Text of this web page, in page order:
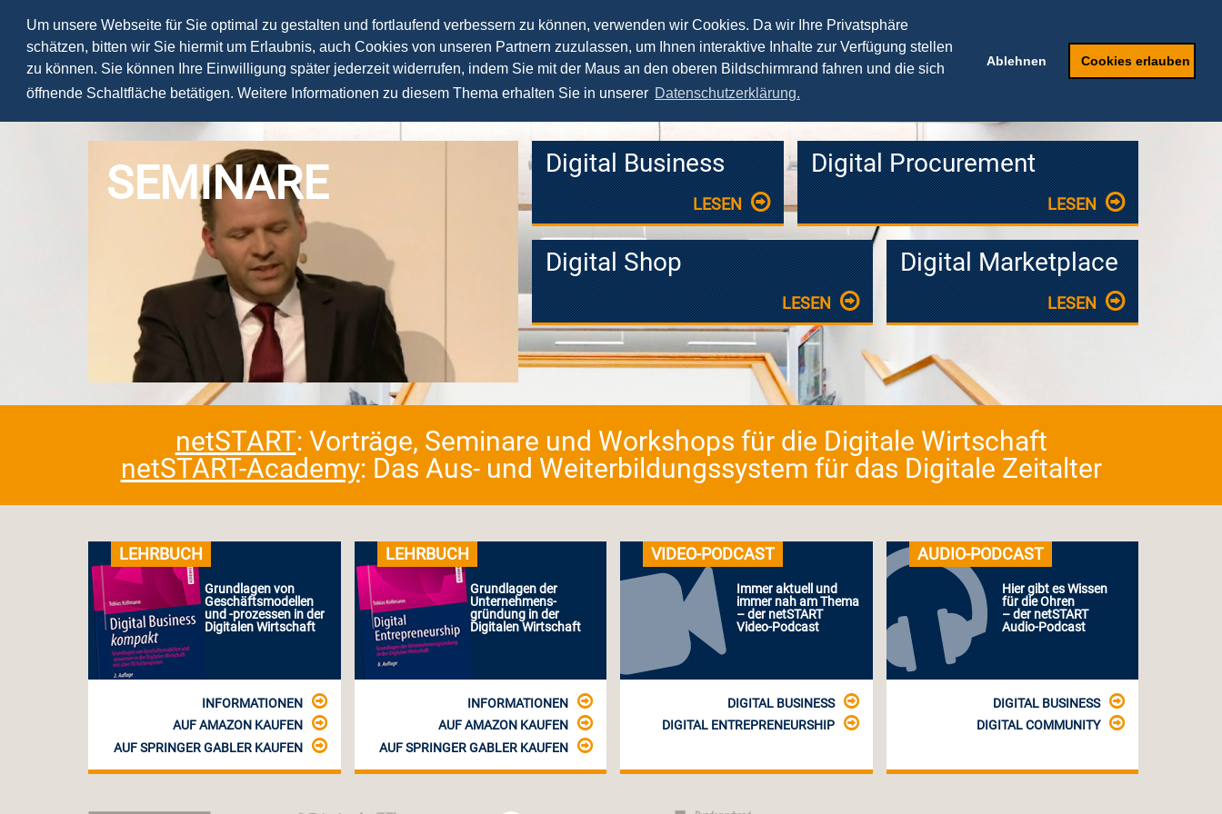
Um unsere Webseite für Sie optimal zu gestalten und fortlaufend verbessern zu können, verwenden wir Cookies. Da wir Ihre Privatsphäre
schätzen, bitten wir Sie hiermit um Erlaubnis, auch Cookies von unseren Partnern zuzulassen, um Ihnen interaktive Inhalte zur Verfügung stellen
zu können. Sie können Ihre Einwilligung später jederzeit widerrufen, indem Sie mit der Maus an den oberen Bildschirmrand fahren und die sich
öffnende Schaltfläche betätigen. Weitere Informationen zu diesem Thema erhalten Sie in unserer Datenschutzerklärung.
Ablehnen Cookies erlauben
News Vorträge Seminare Fernstudium Speaker Anfragen
SEMINARE LESEN
Digital Business
LESEN
Digital Procurement
LESEN
Digital Shop
LESEN
Digital Marketplace
netSTART: Vorträge, Seminare und Workshops für die Digitale Wirtschaft
netSTART-Academy: Das Aus- und Weiterbildungssystem für das Digitale Zeitalter
LEHRBUCH
Grundlagen von
Geschäftsmodellen
und -prozessen in der
Digitalen Wirtschaft
INFORMATIONEN
AUF AMAZON KAUFEN
AUF SPRINGER GABLER KAUFEN
LEHRBUCH
Grundlagen der
Unternehmens-
gründung in der
Digitalen Wirtschaft
INFORMATIONEN
AUF AMAZON KAUFEN
AUF SPRINGER GABLER KAUFEN
VIDEO-PODCAST
Immer aktuell und
immer nah am Thema
– der netSTART
Video-Podcast
DIGITAL BUSINESS
DIGITAL ENTREPRENEURSHIP
AUDIO-PODCAST
Hier gibt es Wissen
für die Ohren
– der netSTART
Audio-Podcast
DIGITAL BUSINESS
DIGITAL COMMUNITY